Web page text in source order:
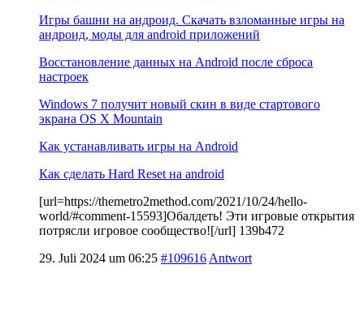
Игры башни на андроид. Скачать взломанные игры на
андроид, моды для android приложений
Восстановление данных на Android после сброса
настроек
Windows 7 получит новый скин в виде стартового
экрана OS X Mountain
Как устанавливать игры на Android
Как сделать Hard Reset на android
[url=https://themetro2method.com/2021/10/24/hello-
world/#comment-15593]Обалдеть! Эти игровые открытия
потрясли игровое сообщество![/url] 139b472
29. Juli 2024 um 06:25 #109616 Antwort